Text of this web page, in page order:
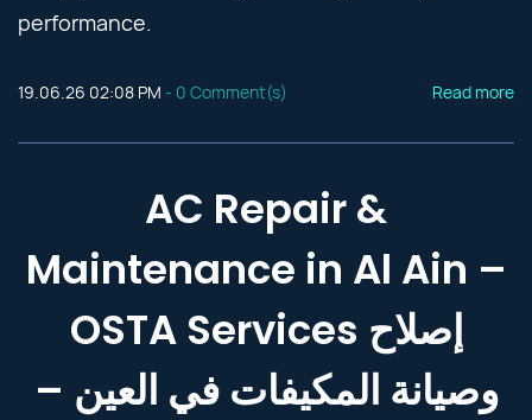
performance.
19.06.26 02:08 PM - 0 Comment(s) Read more
AC Repair &
Maintenance in Al Ain –
OSTA Services إصلاح
وصيانة المكيفات في العين –